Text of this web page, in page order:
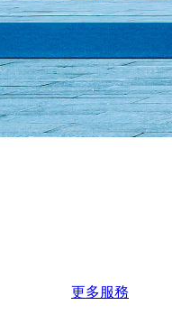
更多服務